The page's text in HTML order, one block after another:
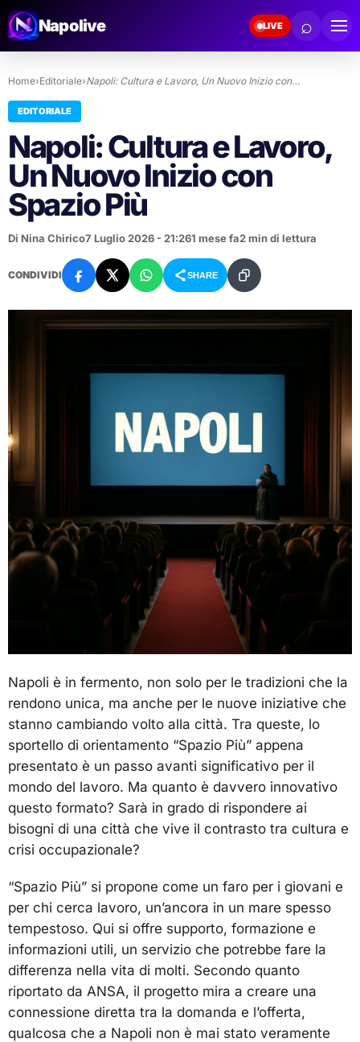
Napolive LIVE ⌕
Home›Editoriale›Napoli: Cultura e Lavoro, Un Nuovo Inizio con…
EDITORIALE
Napoli: Cultura e Lavoro,
Un Nuovo Inizio con
Spazio Più
Di Nina Chirico7 Luglio 2026 - 21:261 mese fa2 min di lettura
CONDIVIDI SHARE
Napoli è in fermento, non solo per le tradizioni che la
rendono unica, ma anche per le nuove iniziative che
stanno cambiando volto alla città. Tra queste, lo
sportello di orientamento “Spazio Più” appena
presentato è un passo avanti significativo per il
mondo del lavoro. Ma quanto è davvero innovativo
questo formato? Sarà in grado di rispondere ai
bisogni di una città che vive il contrasto tra cultura e
crisi occupazionale?
“Spazio Più” si propone come un faro per i giovani e
per chi cerca lavoro, un’ancora in un mare spesso
tempestoso. Qui si offre supporto, formazione e
informazioni utili, un servizio che potrebbe fare la
differenza nella vita di molti. Secondo quanto
riportato da ANSA, il progetto mira a creare una
connessione diretta tra la domanda e l’offerta,
qualcosa che a Napoli non è mai stato veramente